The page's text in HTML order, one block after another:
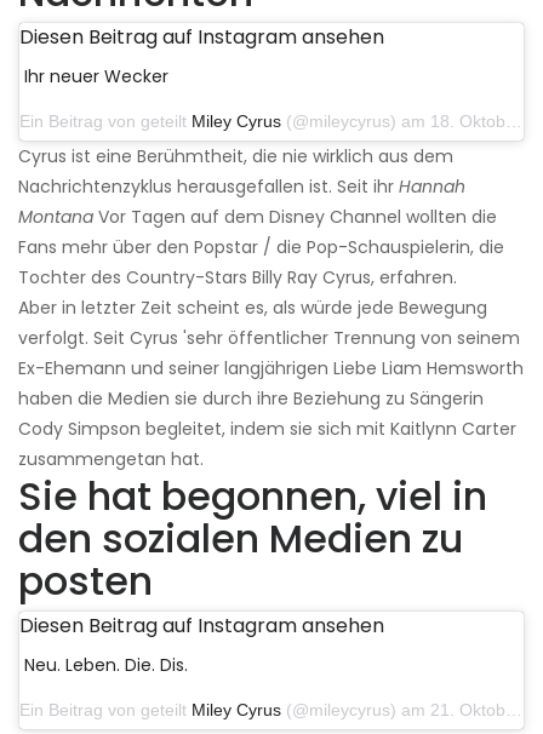
Diesen Beitrag auf Instagram ansehen
Ihr neuer Wecker
Ein Beitrag von geteilt Miley Cyrus (@mileycyrus) am 18. Oktober 2019 um 19:03 Uhr PDT
Cyrus ist eine Berühmtheit, die nie wirklich aus dem
Nachrichtenzyklus herausgefallen ist. Seit ihr Hannah
Montana Vor Tagen auf dem Disney Channel wollten die
Fans mehr über den Popstar / die Pop-Schauspielerin, die
Tochter des Country-Stars Billy Ray Cyrus, erfahren.
Aber in letzter Zeit scheint es, als würde jede Bewegung
verfolgt. Seit Cyrus 'sehr öffentlicher Trennung von seinem
Ex-Ehemann und seiner langjährigen Liebe Liam Hemsworth
haben die Medien sie durch ihre Beziehung zu Sängerin
Cody Simpson begleitet, indem sie sich mit Kaitlynn Carter
zusammengetan hat.
Sie hat begonnen, viel in
den sozialen Medien zu
posten
Diesen Beitrag auf Instagram ansehen
Neu. Leben. Die. Dis.
Ein Beitrag von geteilt Miley Cyrus (@mileycyrus) am 21. Oktober 2019 um 12:31 Uhr PDT